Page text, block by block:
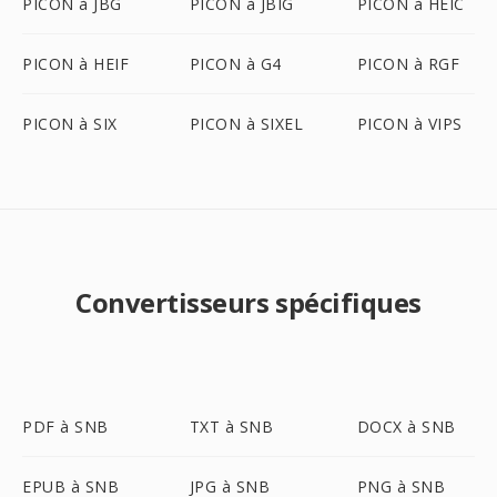
PICON à HEIF PICON à G4 PICON à RGF
PICON à SIX PICON à SIXEL PICON à VIPS
Convertisseurs spécifiques
PDF à SNB TXT à SNB DOCX à SNB
EPUB à SNB JPG à SNB PNG à SNB